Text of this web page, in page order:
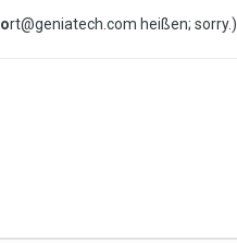
ort@geniatech.com heißen; sorry.)